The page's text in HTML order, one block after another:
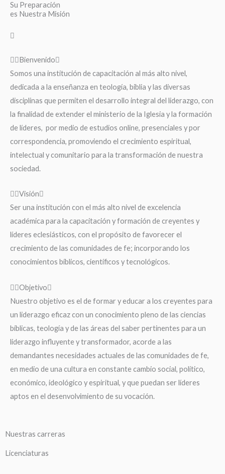
Su Preparación
es Nuestra Misión
Bienvenido
Somos una institución de capacitación al más alto nivel,
dedicada a la enseñanza en teología, biblia y las diversas
disciplinas que permiten el desarrollo integral del liderazgo, con
la finalidad de extender el ministerio de la Iglesia y la formación
de líderes, por medio de estudios online, presenciales y por
correspondencia, promoviendo el crecimiento espiritual,
intelectual y comunitario para la transformación de nuestra
sociedad.
Visión
Ser una institución con el más alto nivel de excelencia
académica para la capacitación y formación de creyentes y
líderes eclesiásticos, con el propósito de favorecer el
crecimiento de las comunidades de fe; incorporando los
conocimientos bíblicos, científicos y tecnológicos.
Objetivo
Nuestro objetivo es el de formar y educar a los creyentes para
un liderazgo eficaz con un conocimiento pleno de las ciencias
bíblicas, teología y de las áreas del saber pertinentes para un
liderazgo influyente y transformador, acorde a las
demandantes necesidades actuales de las comunidades de fe,
en medio de una cultura en constante cambio social, político,
económico, ideológico y espiritual, y que puedan ser líderes
aptos en el desenvolvimiento de su vocación.
Nuestras carreras
Licenciaturas